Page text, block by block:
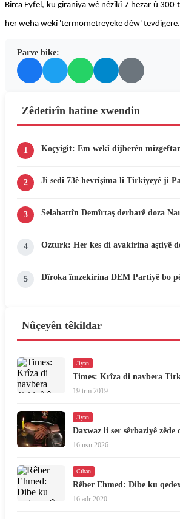
Birca Eyfel, ku giraniya wê nêzîkî 7 hezar û
her weha wekî 'termometreyeke dêw' tevdigere.
Parve bike:
Zêdetirîn hatine xwendin
1 Koçyigit: Em wekî dijberên
2 Ji sedî 73ê hevrîşima li Tirkiyeyê ji
3 Selahattîn Demîrtaş derbarê doza
4 Ozturk: Her kes di avakirina aştiyê
5 Dîroka îmzekirina DEM Partiyê bo
Nûçeyên têkildar
Jiyan
Times: Krîza di navbera
19 trm 2019
Jiyan
Daxwaz li ser sêrbaziyê
16 nsn 2026
Cîhan
Rêber Ehmed: Dibe ku
16 adr 2020